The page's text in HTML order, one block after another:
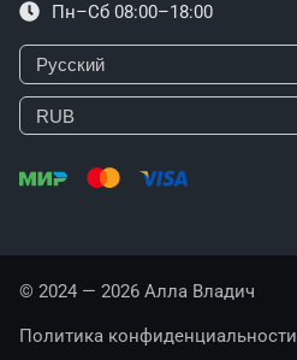
Пн–Сб 08:00–18:00
© 2024 — 2026 Алла Владич
Политика конфиденциальности